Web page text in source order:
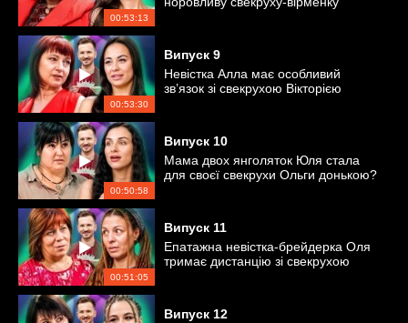
00:53:13
00:53:30
Випуск 9
Невістка Алла має особливий
зв’язок зі свекрухою Вікторією
00:50:58
Випуск 10
Мама двох янголяток Юля стала
для своєї свекрухи Ольги донькою?
00:51:05
Випуск 11
Епатажна невістка-брейдерка Оля
тримає дистанцію зі свекрухою
Випуск 12